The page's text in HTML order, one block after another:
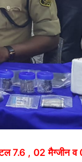
7.6 , 02 मैग्जीन व